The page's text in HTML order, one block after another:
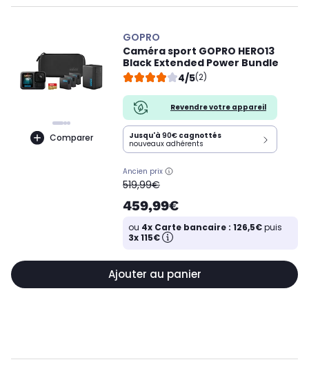
Comparer
GOPRO
Caméra sport GOPRO HERO13
Black Extended Power Bundle
4/5(2)
Revendre votre appareil
Jusqu'à 90€ cagnottés
nouveaux adhérents
Ancien prix
oldPrice
519,99€
459,99€
ou 4x Carte bancaire : 126,5€puis
3x 115€
Ajouter au panier